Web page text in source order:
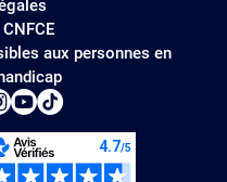
aux personnes en